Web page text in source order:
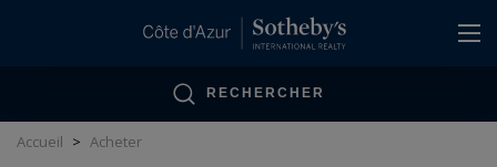
RECHERCHER
Accueil > Acheter